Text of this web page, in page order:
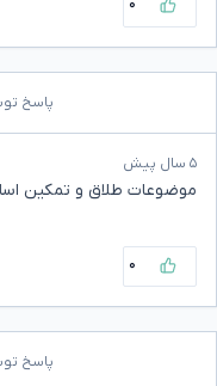
پاسخ
۵ سال پیش
موضوعات طلاق و تمکین
۰
پاسخ